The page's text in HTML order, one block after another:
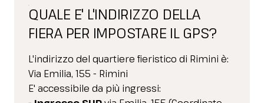
QUALE E' L'INDIRIZZO DELLA
FIERA PER IMPOSTARE IL GPS?
L'indirizzo del quartiere fieristico di Rimini è:
Via Emilia, 155 - Rimini
E' accessibile da più ingressi: